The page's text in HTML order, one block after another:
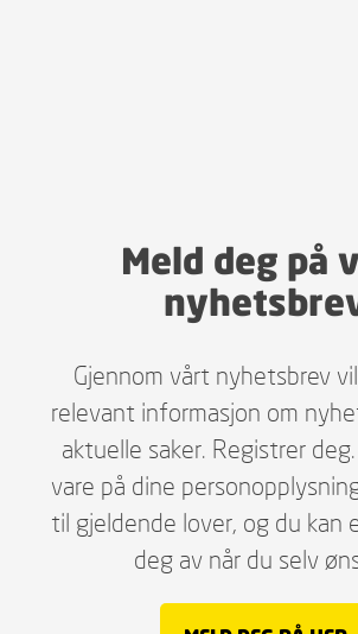
Meld deg på
Gjennom vårt nyhetsbrev
relevant informasjon om
aktuelle saker. Registrer
vare på dine
til gjeldende lover, og du kan
deg av når du selv